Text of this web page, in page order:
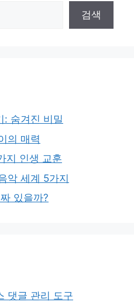
검색
: 숨겨진 비밀
의 매력
지 인생 교훈
악 세계 5가지
있을까?
댓글 관리 도구